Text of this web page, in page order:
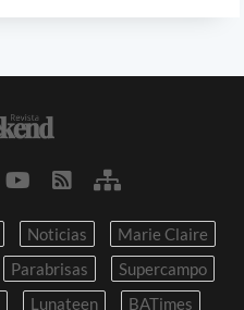
Noticias
Marie Claire
Parabrisas
Supercampo
Lunateen BATimes